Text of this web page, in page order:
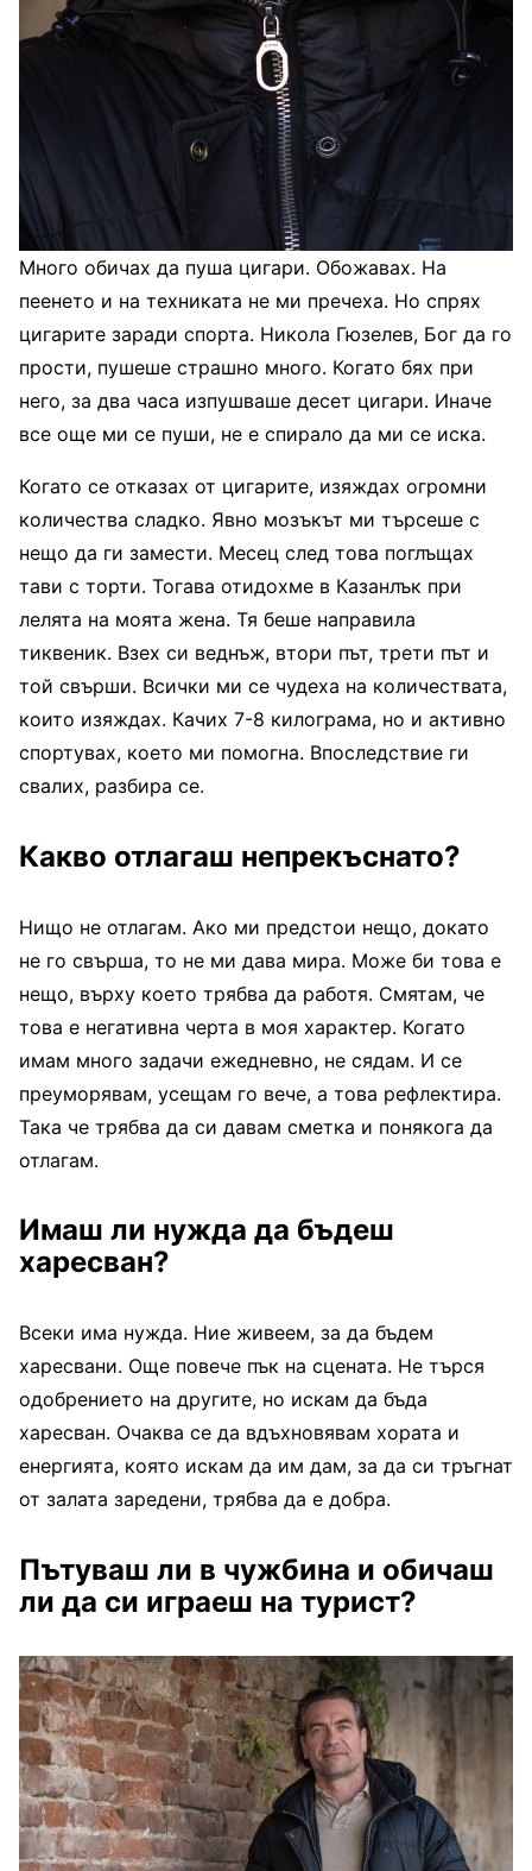
Много обичах да пуша цигари. Обожавах. На
пеенето и на техниката не ми пречеха. Но спрях
цигарите заради спорта. Никола Гюзелев, Бог да го
прости, пушеше страшно много. Когато бях при
него, за два часа изпушваше десет цигари. Иначе
все още ми се пуши, не е спирало да ми се иска.
Когато се отказах от цигарите, изяждах огромни
количества сладко. Явно мозъкът ми търсеше с
нещо да ги замести. Месец след това поглъщах
тави с торти. Тогава отидохме в Казанлък при
лелята на моята жена. Тя беше направила
тиквеник. Взех си веднъж, втори път, трети път и
той свърши. Всички ми се чудеха на количествата,
които изяждах. Качих 7-8 килограма, но и активно
спортувах, което ми помогна. Впоследствие ги
свалих, разбира се.
Какво отлагаш непрекъснато?
Нищо не отлагам. Ако ми предстои нещо, докато
не го свърша, то не ми дава мира. Може би това е
нещо, върху което трябва да работя. Смятам, че
това е негативна черта в моя характер. Когато
имам много задачи ежедневно, не сядам. И се
преуморявам, усещам го вече, а това рефлектира.
Така че трябва да си давам сметка и понякога да
отлагам.
Имаш ли нужда да бъдеш
харесван?
Всеки има нужда. Ние живеем, за да бъдем
харесвани. Още повече пък на сцената. Не търся
одобрението на другите, но искам да бъда
харесван. Очаква се да вдъхновявам хората и
енергията, която искам да им дам, за да си тръгнат
от залата заредени, трябва да е добра.
Пътуваш ли в чужбина и обичаш
ли да си играеш на турист?